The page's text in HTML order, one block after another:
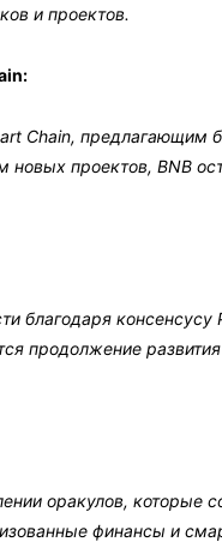
и проектов.
Chain, предлагающим
проектов, BNB
благодаря
продолжение
оракулов, которые
финансы и